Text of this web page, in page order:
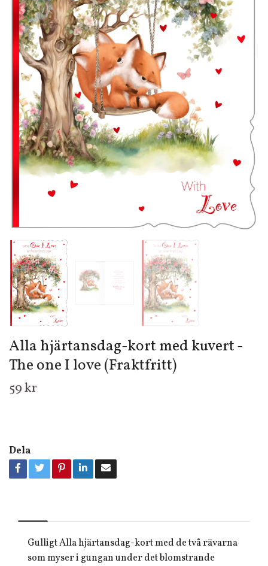
Alla hjärtansdag-kort med kuvert -
The one I love (Fraktfritt)
59 kr
Dela
Gulligt Alla hjärtansdag-kort med de två rävarna
som myser i gungan under det blomstrande